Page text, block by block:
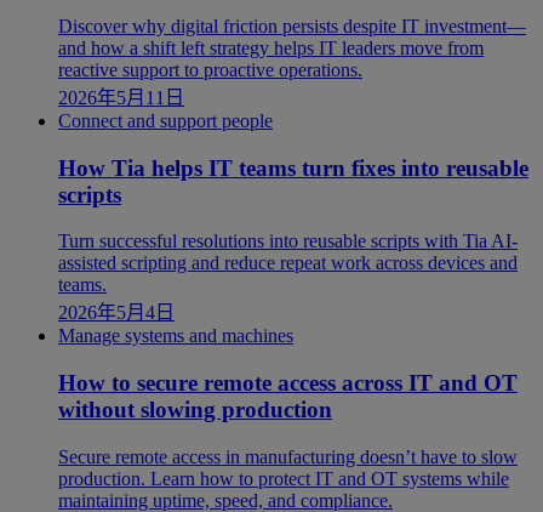
Discover why digital friction persists despite IT investment—
and how a shift left strategy helps IT leaders move from
reactive support to proactive operations.
2026年5月11日
Connect and support people
How Tia helps IT teams turn fixes into reusable
scripts
Turn successful resolutions into reusable scripts with Tia AI-
assisted scripting and reduce repeat work across devices and
teams.
2026年5月4日
Manage systems and machines
How to secure remote access across IT and OT
without slowing production
Secure remote access in manufacturing doesn’t have to slow
production. Learn how to protect IT and OT systems while
maintaining uptime, speed, and compliance.